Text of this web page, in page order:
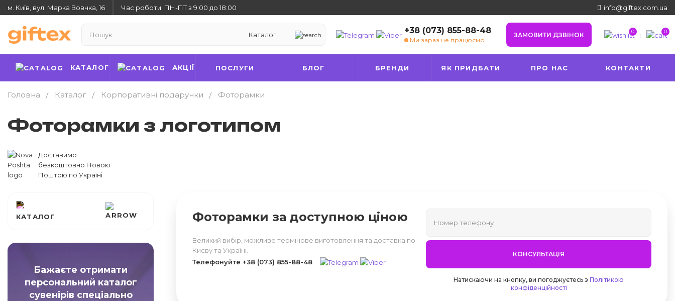
м. Київ, вул. Марка Вовчка, 16 Час роботи: ПН-ПТ з 9:00 до 18:00 info@giftex.com.ua
Каталог +38 (073) 855-88-48
Ми зараз не працюємо
ЗАМОВИТИ ДЗВІНОК 0 0
КАТАЛОГ АКЦІЇ ПОСЛУГИ БЛОГ БРЕНДИ ЯК ПРИДБАТИ ПРО НАС КОНТАКТИ
Головна Каталог Корпоративні подарунки Фоторамки
Фоторамки з логотипом
Доставимо
безкоштовно Новою
Поштою по Україні
КАТАЛОГ
Бажаєте отримати
персональний каталог
сувенірів спеціально
Фоторамки за доступною ціною
Великий вибір, можливе термінове виготовлення та доставка по
Києву та Україні.
Телефонуйте +38 (073) 855-88-48
КОНСУЛЬТАЦІЯ
Натискаючи на кнопку, ви погоджуєтесь з Політикою
конфіденційності